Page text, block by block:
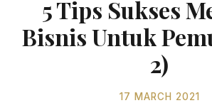
5 Tips Sukses
Bisnis Untuk
2)
17 MARCH 2021